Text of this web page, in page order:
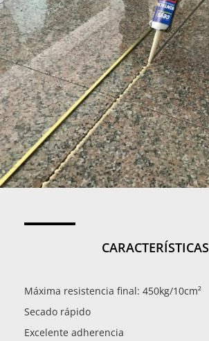
CARACTERÍSTICAS
Máxima resistencia final: 450kg/10cm²
Secado rápido
Excelente adherencia